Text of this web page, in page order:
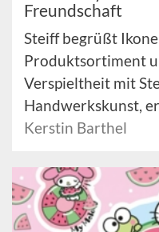
Freundschaft
Steiff begrüßt
Produktsortiment
Verspieltheit mit
Handwerkskunst,
Kerstin Barthel